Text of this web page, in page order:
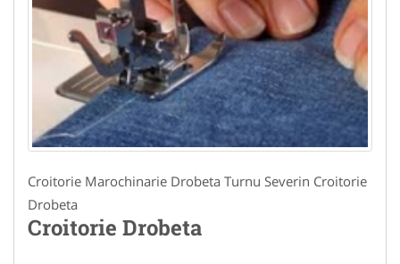
Croitorie Marochinarie Drobeta Turnu Severin Croitorie
Drobeta
Croitorie Drobeta